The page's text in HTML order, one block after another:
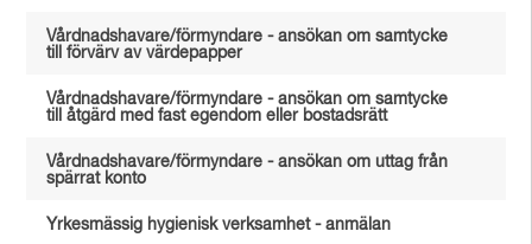
Vårdnadshavare/förmyndare - ansökan om samtycke
till förvärv av värdepapper
Vårdnadshavare/förmyndare - ansökan om samtycke
till åtgärd med fast egendom eller bostadsrätt
Vårdnadshavare/förmyndare - ansökan om uttag från
spärrat konto
Yrkesmässig hygienisk verksamhet - anmälan